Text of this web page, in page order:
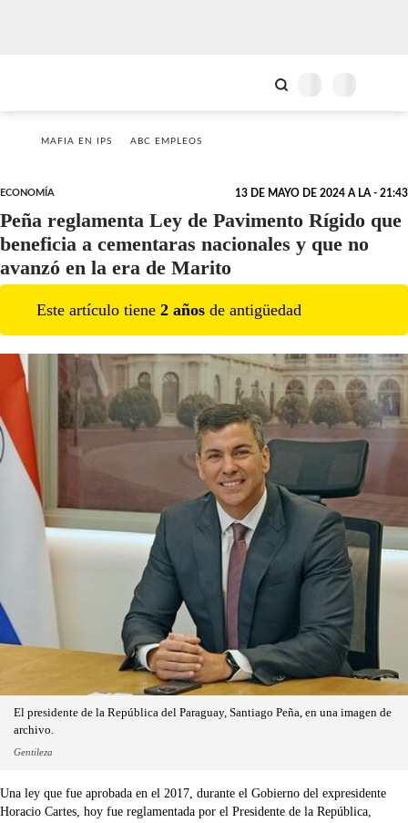
MAFIA EN IPS ABC EMPLEOS
ECONOMÍA 13 DE MAYO DE 2024 A LA - 21:43
Peña reglamenta Ley de Pavimento Rígido que
beneficia a cementaras nacionales y que no
avanzó en la era de Marito
Este artículo tiene 2 años de antigüedad
El presidente de la República del Paraguay, Santiago Peña, en una imagen de
archivo.
Gentileza
Una ley que fue aprobada en el 2017, durante el Gobierno del expresidente
Horacio Cartes, hoy fue reglamentada por el Presidente de la República,